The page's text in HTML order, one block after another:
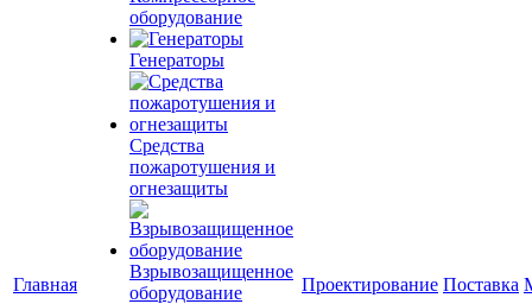
Главная
оборудование
Генераторы
Средства
пожаротушения и
огнезащиты
Взрывозащищенное
оборудование
Проектирование Поставка